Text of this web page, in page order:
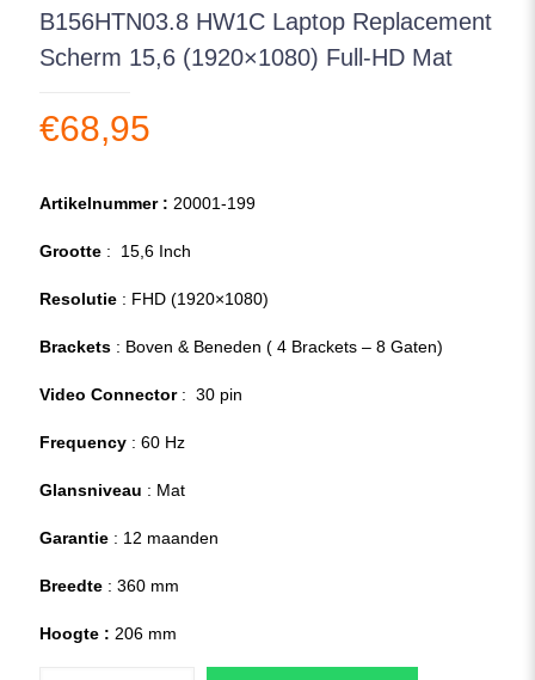
B156HTN03.8 HW1C Laptop Replacement
Scherm 15,6 (1920×1080) Full-HD Mat
€68,95
Artikelnummer : 20001-199
Grootte : 15,6 Inch
Resolutie : FHD (1920×1080)
Brackets : Boven & Beneden ( 4 Brackets – 8 Gaten)
Video Connector: 30 pin
Frequency : 60 Hz
Glansniveau : Mat
Garantie : 12 maanden
Breedte : 360 mm
Hoogte : 206 mm